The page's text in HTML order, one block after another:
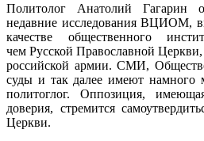
Политолог Анатолий Гагарин
недавние исследования ВЦИОМ,
качестве общественного
чем Русской Православной
российской армии. СМИ,
суды и так далее имеют намного
политоглог. Оппозиция,
доверия, стремится
Церкви.